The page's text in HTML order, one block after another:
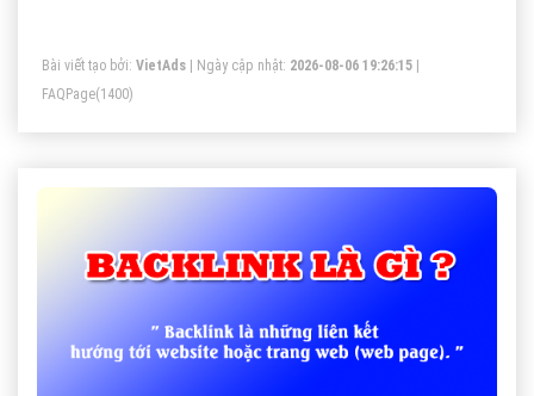
Bài viết tạo bởi: VietAds | Ngày cập nhật: 2026-08-06 19:26:15
FAQPage(1400)